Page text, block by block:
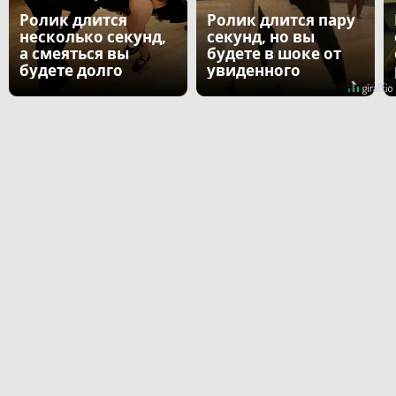
Ролик длится
несколько секунд,
а смеяться вы
будете долго
Ролик длится пару
секунд, но вы
будете в шоке от
увиденного